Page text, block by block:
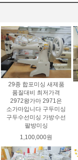
29종 합포미싱 새제품
품질대비 최저가격
2972왕가마 2971은
소가마입니다 구두미싱
구두수선미싱 가방수선
팔방미싱
1,100,000원